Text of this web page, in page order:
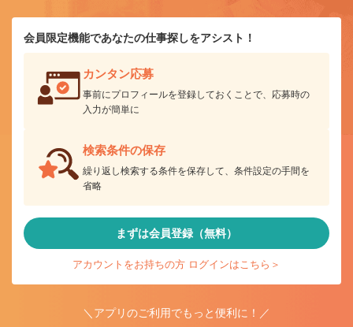
会員限定機能であなたの仕事探しをアシスト！
カンタン応募
事前にプロフィールを登録しておくことで、応募時の
入力が簡単に
検索条件の保存
繰り返し検索する条件を保存して、条件設定の手間を
省略
まずは会員登録（無料）
アカウントをお持ちの方 ログインはこちら＞
＼アプリのご利用でもっと便利に！／